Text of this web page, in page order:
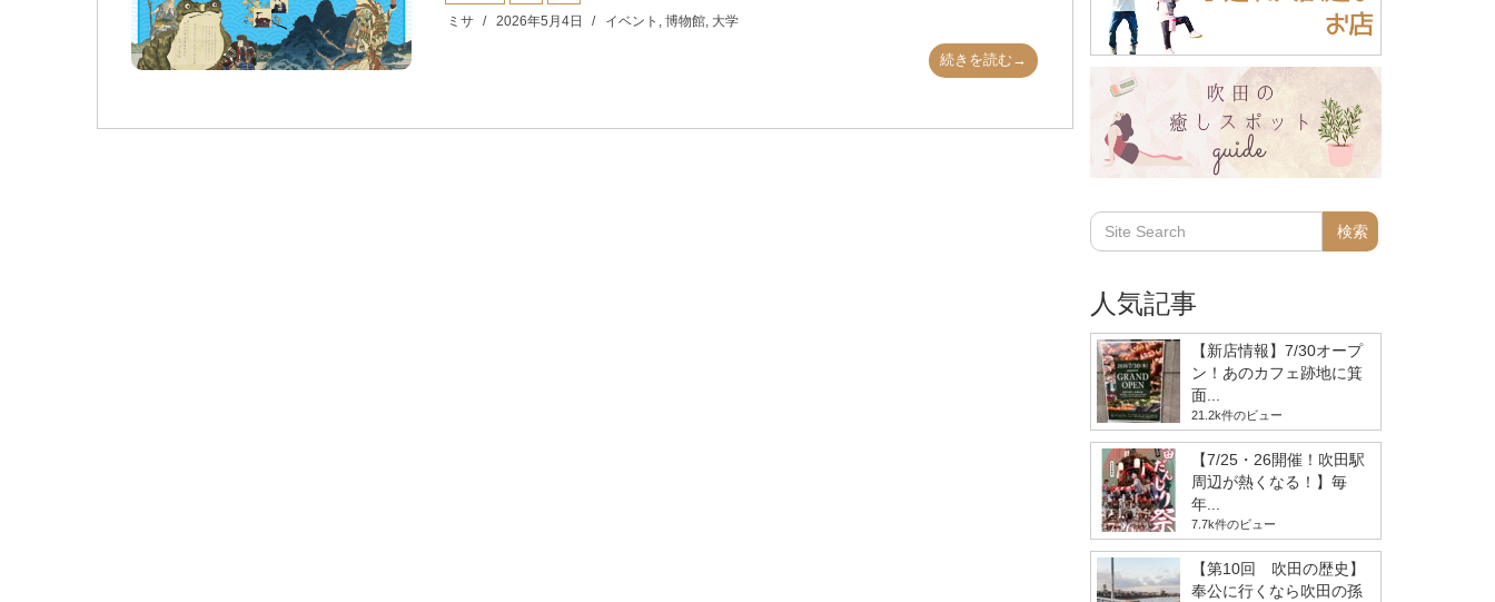
ミサ
2026年5月4日 イベント , 博物館, 大学
続きを読む→
人気記事
【新店情報】7/30オープ
ン！あのカフェ跡地に箕
面...
21.2k件のビュー
【7/25・26開催！吹田駅
周辺が熱くなる！】毎
年...
7.7k件のビュー
【第10回 吹田の歴史】
奉公に行くなら吹田の孫